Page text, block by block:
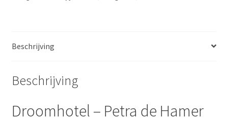
Beschrijving
Beschrijving
Droomhotel – Petra de Hamer